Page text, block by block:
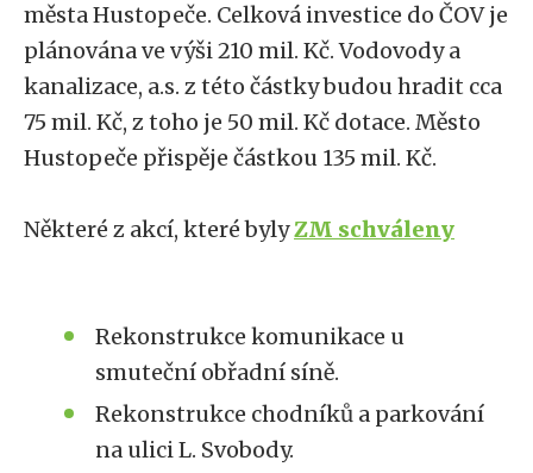
města Hustopeče. Celková investice do ČOV je
plánována ve výši 210 mil. Kč. Vodovody a
kanalizace, a.s. z této částky budou hradit cca
75 mil. Kč, z toho je 50 mil. Kč dotace. Město
Hustopeče přispěje částkou 135 mil. Kč.
Některé z akcí, které bylyZM schváleny
Rekonstrukce komunikace u
smuteční obřadní síně.
Rekonstrukce chodníků a parkování
na ulici L. Svobody.